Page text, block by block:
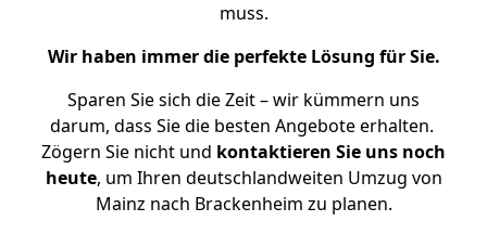
muss.
Wir haben immer die perfekte Lösung für Sie.
Sparen Sie sich die Zeit – wir kümmern uns
darum, dass Sie die besten Angebote erhalten.
Zögern Sie nicht und kontaktieren Sie uns noch
heute, um Ihren deutschlandweiten Umzug von
Mainz nach Brackenheim zu planen.